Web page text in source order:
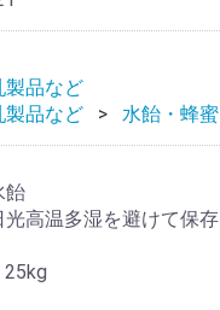
製品など
製品など
水飴・蜂蜜
飴
高温多湿を避けて保存